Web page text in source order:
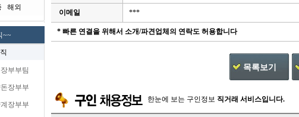
해외
~~
부부팀
장부부
장부부
이메일 ***
* 빠른 연결을 위해서 소개/파견업체의 연락도 허용합니다
목록보기
한눈에 보는 구인정보 직거래 서비스입니다.